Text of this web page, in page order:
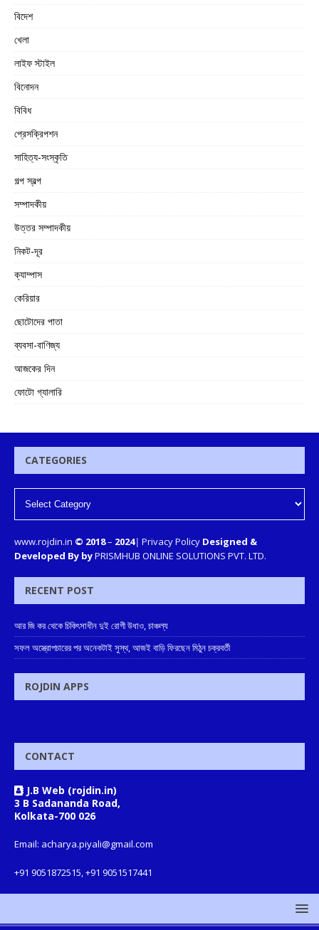
বিদেশ
খেলা
লাইফ স্টাইল
বিনোদন
বিবিধ
প্রেসক্রিপশন
সাহিত্য-সংস্কৃতি
গল্প স্বল্প
সম্পাদকীয়
উত্তর সম্পাদকীয়
নিকট-দূর
ক্যাম্পাস
কেরিয়ার
ছোটোদের পাতা
ব্যবসা-বাণিজ্য
আজকের দিন
ফোটো গ্যালারি
CATEGORIES
www.rojdin.in © 2018– 2024| Privacy Policy Designed &
Developed By byPRISMHUB ONLINE SOLUTIONS PVT. LTD.
RECENT POST
আর জি কর থেকে চিকিৎসাধীন দুই রোগী উধাও, চাঞ্চল্য
সফল অস্ত্রোপচারের পর অনেকটাই সুস্থ, আজই বাড়ি ফিরছেন মিঠুন চক্রবর্তী
ROJDIN APPS
CONTACT
J.B Web (rojdin.in)
3 B Sadananda Road,
Kolkata-700 026
Email: acharya.piyali@gmail.com
+91 9051872515, +91 9051517441